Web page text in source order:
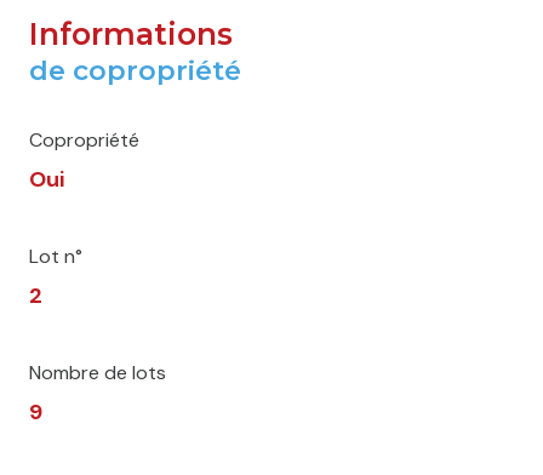
Informations
de copropriété
Copropriété
Oui
Lot n°
2
Nombre de lots
9